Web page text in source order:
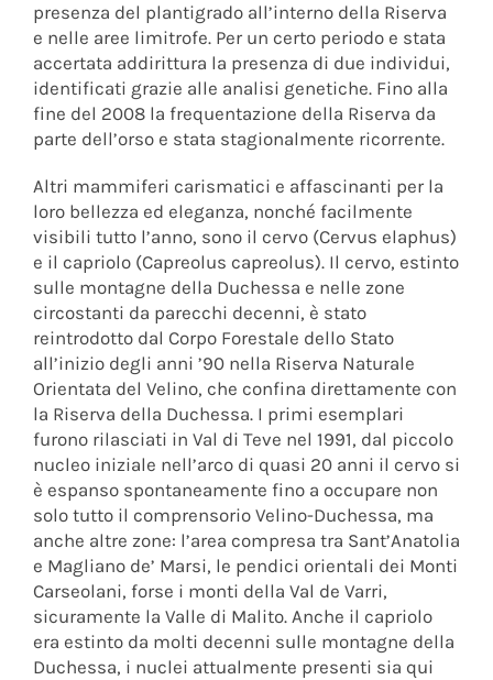
presenza del plantigrado all’interno della Riserva
e nelle aree limitrofe. Per un certo periodo e stata
accertata addirittura la presenza di due individui,
identificati grazie alle analisi genetiche. Fino alla
fine del 2008 la frequentazione della Riserva da
parte dell’orso e stata stagionalmente ricorrente.
Altri mammiferi carismatici e affascinanti per la
loro bellezza ed eleganza, nonché facilmente
visibili tutto l’anno, sono il cervo (Cervus elaphus)
e il capriolo (Capreolus capreolus). Il cervo, estinto
sulle montagne della Duchessa e nelle zone
circostanti da parecchi decenni, è stato
reintrodotto dal Corpo Forestale dello Stato
all’inizio degli anni ’90 nella Riserva Naturale
Orientata del Velino, che confina direttamente con
la Riserva della Duchessa. I primi esemplari
furono rilasciati in Val di Teve nel 1991, dal piccolo
nucleo iniziale nell’arco di quasi 20 anni il cervo si
è espanso spontaneamente fino a occupare non
solo tutto il comprensorio Velino-Duchessa, ma
anche altre zone: l’area compresa tra Sant’Anatolia
e Magliano de’ Marsi, le pendici orientali dei Monti
Carseolani, forse i monti della Val de Varri,
sicuramente la Valle di Malito. Anche il capriolo
era estinto da molti decenni sulle montagne della
Duchessa, i nuclei attualmente presenti sia qui